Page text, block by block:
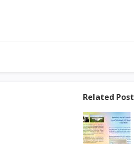
Related Post